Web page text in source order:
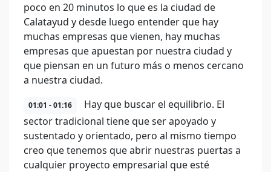
poco en 20 minutos lo que es la ciudad de
Calatayud y desde luego entender que hay
muchas empresas que vienen, hay muchas
empresas que apuestan por nuestra ciudad y
que piensan en un futuro más o menos cercano
a nuestra ciudad.
01:01 - 01:16
Hay que buscar el equilibrio. El
sector tradicional tiene que ser apoyado y
sustentado y orientado, pero al mismo tiempo
creo que tenemos que abrir nuestras puertas a
cualquier proyecto empresarial que esté